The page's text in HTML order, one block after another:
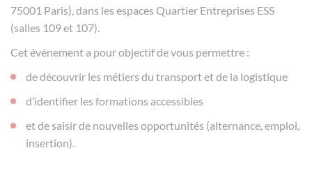
75001 Paris), dans les espaces Quartier Entreprises ESS
(salles 109 et 107).
Cet événement a pour objectif de vous permettre :
de découvrir les métiers du transport et de la logistique
d’identifier les formations accessibles
et de saisir de nouvelles opportunités (alternance, emploi,
insertion).